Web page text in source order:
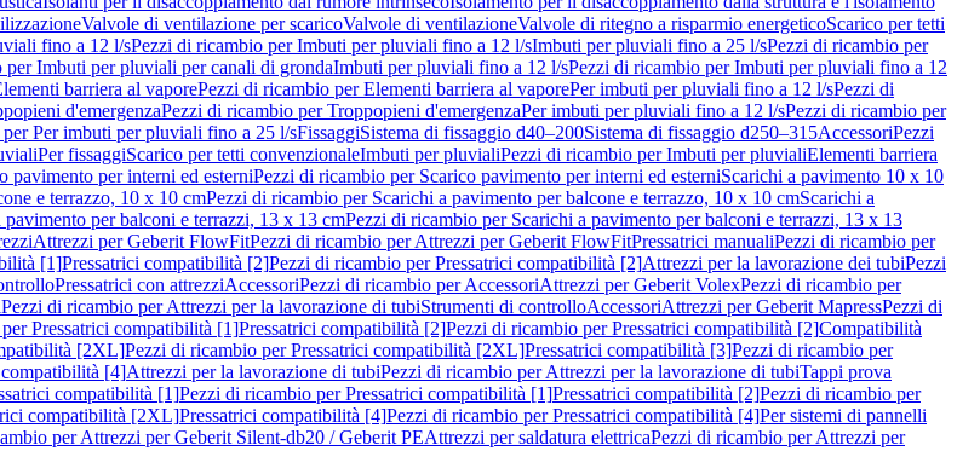
Valvole di ventilazione per scaricoValvole di ventilazioneValvole di ritegno a risparmio energeticoScarico per tetti
fino a 12 l/sPezzi di ricambio per Imbuti per pluviali fino a 12 l/sImbuti per pluviali fino a 25 l/sPezzi di ricambio per
per Imbuti per pluviali per canali di grondaImbuti per pluviali fino a 12 l/sPezzi di ricambio per Imbuti per pluviali fino a 12
barriera al vaporePezzi di ricambio per Elementi barriera al vaporePer imbuti per pluviali fino a 12 l/sPezzi di
d'emergenzaPezzi di ricambio per Troppopieni d'emergenzaPer imbuti per pluviali fino a 12 l/sPezzi di ricambio per
Per imbuti per pluviali fino a 25 l/sFissaggiSistema di fissaggio d40–200Sistema di fissaggio d250–315AccessoriPezzi
Per fissaggiScarico per tetti convenzionaleImbuti per pluvialiPezzi di ricambio per Imbuti per pluvialiElementi barriera
pavimento per interni ed esterniPezzi di ricambio per Scarico pavimento per interni ed esterniScarichi a pavimento 10 x 10
e terrazzo, 10 x 10 cmPezzi di ricambio per Scarichi a pavimento per balcone e terrazzo, 10 x 10 cmScarichi a
pavimento per balconi e terrazzi, 13 x 13 cmPezzi di ricambio per Scarichi a pavimento per balconi e terrazzi, 13 x 13
Attrezzi per Geberit FlowFitPezzi di ricambio per Attrezzi per Geberit FlowFitPressatrici manualiPezzi di ricambio per
[1]Pressatrici compatibilità [2]Pezzi di ricambio per Pressatrici compatibilità [2]Attrezzi per la lavorazione dei tubiPezzi
Pressatrici con attrezziAccessoriPezzi di ricambio per AccessoriAttrezzi per Geberit VolexPezzi di ricambio per
Pezzi di ricambio per Attrezzi per la lavorazione di tubiStrumenti di controlloAccessoriAttrezzi per Geberit MapressPezzi di
Pressatrici compatibilità [1]Pressatrici compatibilità [2]Pezzi di ricambio per Pressatrici compatibilità [2]Compatibilità
[2XL]Pezzi di ricambio per Pressatrici compatibilità [2XL]Pressatrici compatibilità [3]Pezzi di ricambio per
[4]Attrezzi per la lavorazione di tubiPezzi di ricambio per Attrezzi per la lavorazione di tubiTappi prova
compatibilità [1]Pezzi di ricambio per Pressatrici compatibilità [1]Pressatrici compatibilità [2]Pezzi di ricambio per
compatibilità [2XL]Pressatrici compatibilità [4]Pezzi di ricambio per Pressatrici compatibilità [4]Per sistemi di pannelli
per Attrezzi per Geberit Silent-db20 / Geberit PEAttrezzi per saldatura elettricaPezzi di ricambio per Attrezzi per